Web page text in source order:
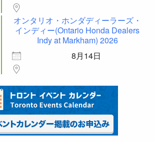
オンタリオ・ホンダディーラーズ・
インディー(Ontario Honda Dealers
Indy at Markham) 2026
8月14日